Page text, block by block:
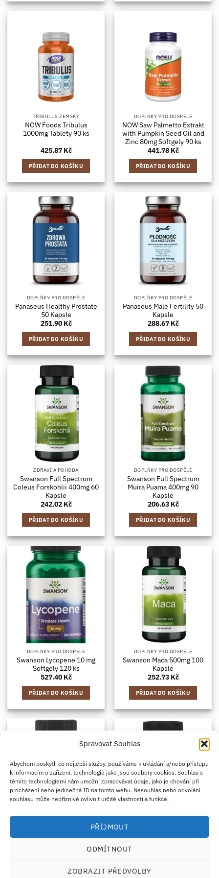
Spravovat Souhlas
Abychom poskytli co nejlepší služby, používáme k ukládání a/nebo přístupu
k informacím o zařízení, technologie jako jsou soubory cookies. Souhlas s
těmito technologiemi nám umožní zpracovávat údaje, jako je chování při
procházení nebo jedinečná ID na tomto webu. Nesouhlas nebo odvolání
souhlasu může nepříznivě ovlivnit určité vlastnosti a funkce.
PŘÍJMOUT
ODMÍTNOUT
ZOBRAZIT PŘEDVOLBY
TRIBULUS ZEMSKÝ
NOW Foods Tribulus
1000mg Tablety 90 ks
425.87 Kč
PŘIDAT DO KOŠÍKU
DOPLŇKY PRO DOSPĚLÉ
NOW Saw Palmetto Extrakt
with Pumpkin Seed Oil and
Zinc 80mg Softgely 90 ks
441.78 Kč
PŘIDAT DO KOŠÍKU
DOPLŇKY PRO DOSPĚLÉ
Panaseus Healthy Prostate
50 Kapsle
251.90 Kč
PŘIDAT DO KOŠÍKU
DOPLŇKY PRO DOSPĚLÉ
Panaseus Male Fertility 50
Kapsle
288.67 Kč
PŘIDAT DO KOŠÍKU
ZDRAVÍ A POHODA
Swanson Full Spectrum
Coleus Forskohlii 400mg 60
Kapsle
242.02 Kč
PŘIDAT DO KOŠÍKU
DOPLŇKY PRO DOSPĚLÉ
Swanson Full Spectrum
Muira Puama 400mg 90
Kapsle
206.63 Kč
PŘIDAT DO KOŠÍKU
DOPLŇKY PRO DOSPĚLÉ
Swanson Lycopene 10 mg
Softgely 120 ks
527.40 Kč
PŘIDAT DO KOŠÍKU
DOPLŇKY PRO DOSPĚLÉ
Swanson Maca 500mg 100
Kapsle
252.73 Kč
PŘIDAT DO KOŠÍKU
500mg 60 Kapsle
250mg (10:1) 60 Kapsle